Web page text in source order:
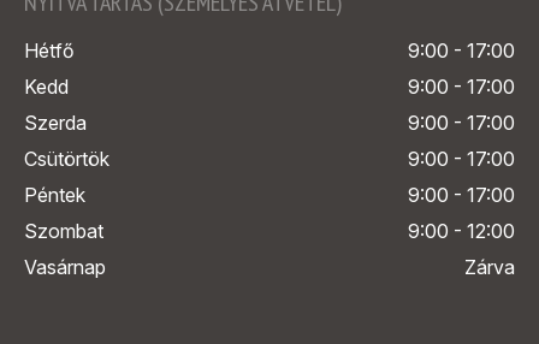
Hétfő
9:00 - 17:00
Kedd
9:00 - 17:00
Szerda
9:00 - 17:00
Csütörtök
9:00 - 17:00
Péntek
9:00 - 17:00
Szombat
9:00 - 12:00
Vasárnap
Zárva